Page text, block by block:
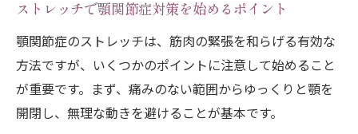
ストレッチで顎関節症対策を始めるポイント
顎関節症のストレッチは、筋肉の緊張を和らげる有効な
方法ですが、いくつかのポイントに注意して始めること
が重要です。まず、痛みのない範囲からゆっくりと顎を
開閉し、無理な動きを避けることが基本です。